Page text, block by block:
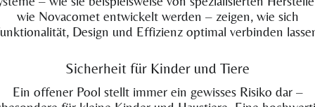
wie Novacomet entwickelt werden – zeigen, wie sich
Design und Effizienz optimal verbinden
Sicherheit für Kinder und Tiere
Ein offener Pool stellt immer ein gewisses Risiko dar –